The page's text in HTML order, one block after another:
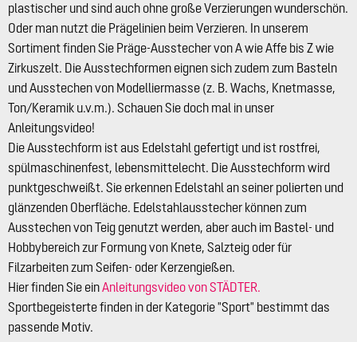
plastischer und sind auch ohne große Verzierungen wunderschön.
Oder man nutzt die Prägelinien beim Verzieren. In unserem
Sortiment finden Sie Präge-Ausstecher von A wie Affe bis Z wie
Zirkuszelt. Die Ausstechformen eignen sich zudem zum Basteln
und Ausstechen von Modelliermasse (z. B. Wachs, Knetmasse,
Ton/Keramik u.v.m.). Schauen Sie doch mal in unser
Anleitungsvideo!
Die Ausstechform ist aus Edelstahl gefertigt und ist rostfrei,
spülmaschinenfest, lebensmittelecht. Die Ausstechform wird
punktgeschweißt. Sie erkennen Edelstahl an seiner polierten und
glänzenden Oberfläche. Edelstahlausstecher können zum
Ausstechen von Teig genutzt werden, aber auch im Bastel- und
Hobbybereich zur Formung von Knete, Salzteig oder für
Filzarbeiten zum Seifen- oder Kerzengießen.
Hier finden Sie einAnleitungsvideo von STÄDTER.
Sportbegeisterte finden in der Kategorie "Sport" bestimmt das
passende Motiv.